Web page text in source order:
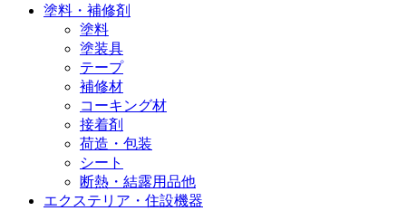
塗料・補修剤
塗料
塗装具
テープ
補修材
コーキング材
接着剤
荷造・包装
シート
断熱・結露用品他
エクステリア・住設機器